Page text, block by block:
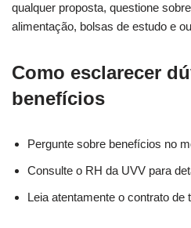
qualquer proposta, questione
alimentação, bolsas de estudo e
Como esclarecer
benefícios
Pergunte sobre benefícios no
Consulte o RH da UVV para
Leia atentamente o contrato de